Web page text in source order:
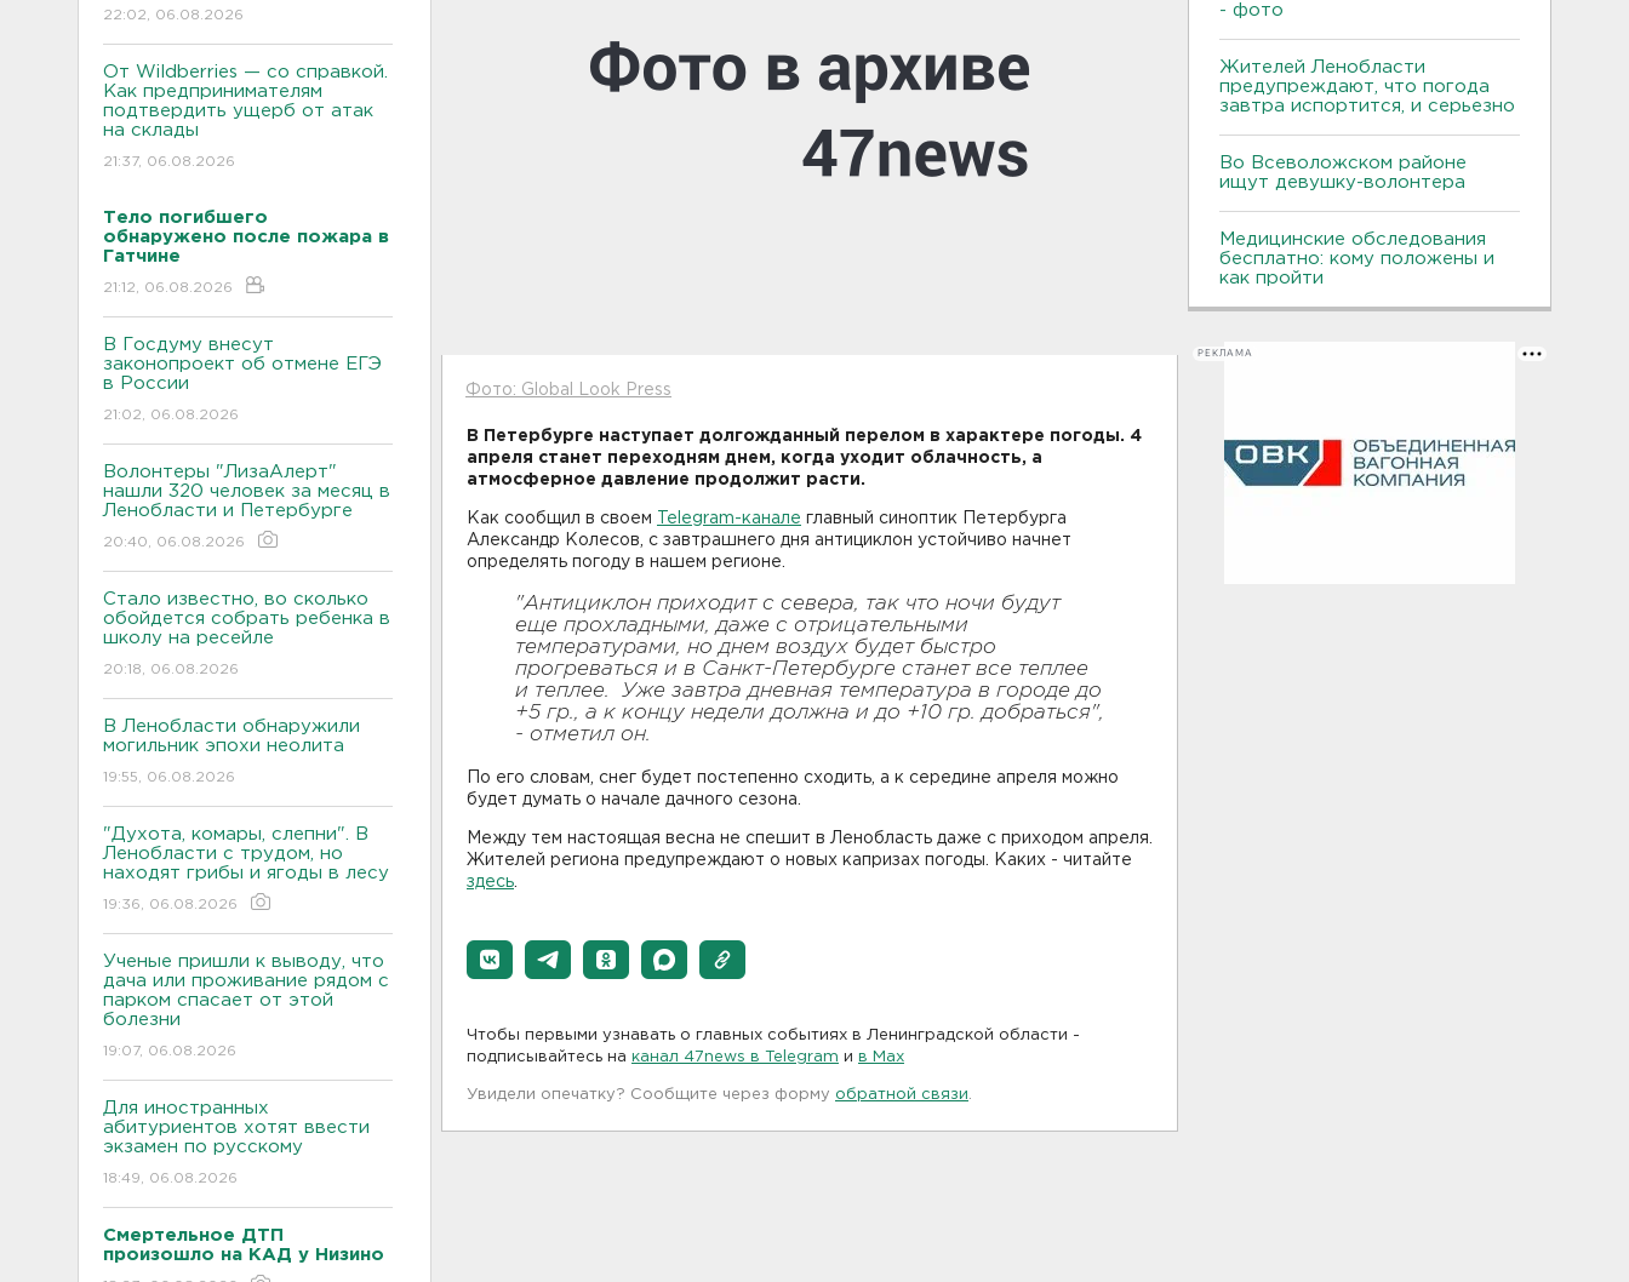
22:02, 06.08.2026
От Wildberries — со справкой.
Как предпринимателям
подтвердить ущерб от атак
на склады
21:37, 06.08.2026
Тело погибшего
обнаружено после пожара в
Гатчине
21:12, 06.08.2026
В Госдуму внесут
законопроект об отмене ЕГЭ
в России
21:02, 06.08.2026
Волонтеры "ЛизаАлерт"
нашли 320 человек за месяц в
Ленобласти и Петербурге
20:40, 06.08.2026
Стало известно, во сколько
обойдется собрать ребенка в
школу на ресейле
20:18, 06.08.2026
В Ленобласти обнаружили
могильник эпохи неолита
19:55, 06.08.2026
"Духота, комары, слепни". В
Ленобласти с трудом, но
находят грибы и ягоды в лесу
19:36, 06.08.2026
Ученые пришли к выводу, что
дача или проживание рядом с
парком спасает от этой
болезни
19:07, 06.08.2026
Для иностранных
абитуриентов хотят ввести
экзамен по русскому
18:49, 06.08.2026
Смертельное ДТП
произошло на КАД у Низино
Фото: Global Look Press
В Петербурге наступает долгожданный перелом в характере погоды. 4
апреля станет переходням днем, когда уходит облачность, а
атмосферное давление продолжит расти.
Как сообщил в своем Telegram-канале главный синоптик Петербурга
Александр Колесов, с завтрашнего дня антициклон устойчиво начнет
определять погоду в нашем регионе.
"Антициклон приходит с севера, так что ночи будут
еще прохладными, даже с отрицательными
температурами, но днем воздух будет быстро
прогреваться и в Санкт-Петербурге станет все теплее
и теплее. Уже завтра дневная температура в городе до
+5 гр., а к концу недели должна и до +10 гр. добраться",
- отметил он.
По его словам, снег будет постепенно сходить, а к середине апреля можно
будет думать о начале дачного сезона.
Между тем настоящая весна не спешит в Ленобласть даже с приходом апреля.
Жителей региона предупреждают о новых капризах погоды. Каких - читайте
здесь
Чтобы первыми узнавать о главных событиях в Ленинградской области -
подписывайтесь на канал 47news в Telegram и в Maх
Увидели опечатку? Сообщите через форму обратной связи
- фото
Жителей Ленобласти
предупреждают, что погода
завтра испортится, и серьезно
Во Всеволожском районе
ищут девушку-волонтера
Медицинские обследования
бесплатно: кому положены и
как пройти
РЕКЛАМА